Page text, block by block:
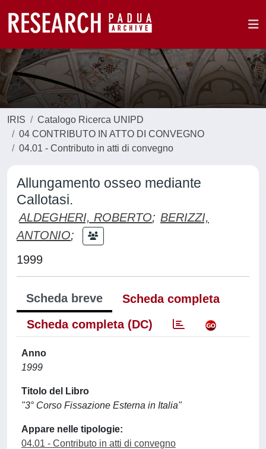
IRIS
Catalogo Ricerca UNIPD
04 CONTRIBUTO IN ATTO DI CONVEGNO
04.01 - Contributo in atti di convegno
Allungamento osseo mediante
Callotasi.
ALDEGHERI, ROBERTO; BERIZZI,
ANTONIO;
1999
Scheda breve
Scheda completa
Scheda completa (DC)
Anno
1999
Titolo del Libro
"3° Corso Fissazione Esterna in Italia"
Appare nelle tipologie:
04.01 - Contributo in atti di convegno